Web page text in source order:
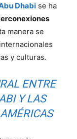
Dhabi se ha
manera se
y culturas.
ENTRE
Y LAS